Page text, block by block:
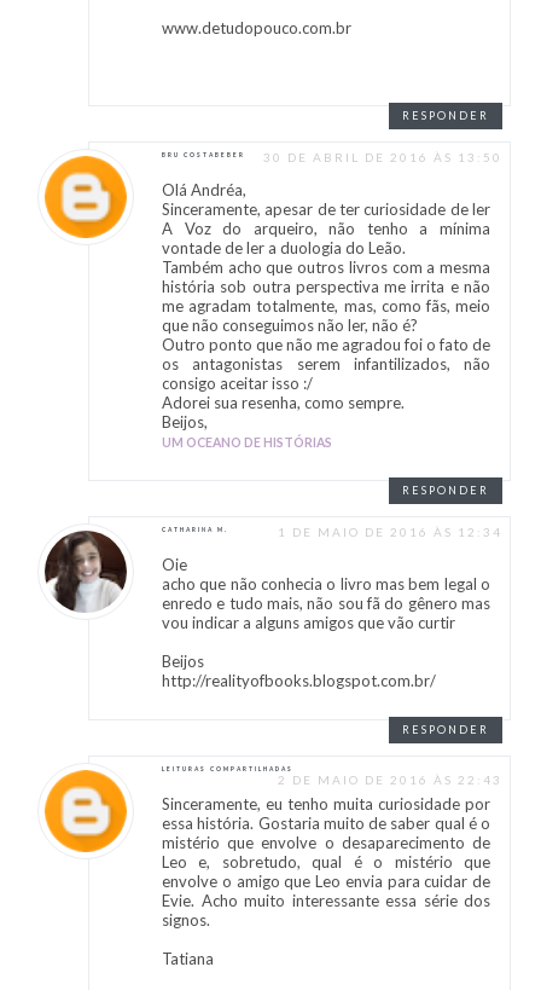
www.detudopouco.com.br
RESPONDER
BRU COSTABEBER 30 DE ABRIL DE 2016 ÀS 13:50
Olá Andréa,
Sinceramente, apesar de ter curiosidade de ler
A Voz do arqueiro, não tenho a mínima
vontade de ler a duologia do Leão.
Também acho que outros livros com a mesma
história sob outra perspectiva me irrita e não
me agradam totalmente, mas, como fãs, meio
que não conseguimos não ler, não é?
Outro ponto que não me agradou foi o fato de
os antagonistas serem infantilizados, não
consigo aceitar isso :/
Adorei sua resenha, como sempre.
Beijos,
UM OCEANO DE HISTÓRIAS
RESPONDER
CATHARINA M. 1 DE MAIO DE 2016 ÀS 12:34
Oie
acho que não conhecia o livro mas bem legal o
enredo e tudo mais, não sou fã do gênero mas
vou indicar a alguns amigos que vão curtir
Beijos
http://realityofbooks.blogspot.com.br/
RESPONDER
LEITURAS COMPARTILHADAS
2 DE MAIO DE 2016 ÀS 22:43
Sinceramente, eu tenho muita curiosidade por
essa história. Gostaria muito de saber qual é o
mistério que envolve o desaparecimento de
Leo e, sobretudo, qual é o mistério que
envolve o amigo que Leo envia para cuidar de
Evie. Acho muito interessante essa série dos
signos.
Tatiana